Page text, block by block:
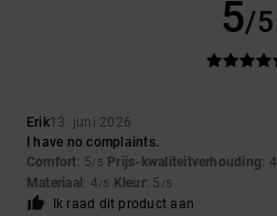
5/5
Erik13. juni 2026
I have no complaints.
Comfort: 5/5 Prijs-kwaliteitverhouding: 4
Materiaal : 4/5 Kleur: 5 /5
Ik raad dit product aan